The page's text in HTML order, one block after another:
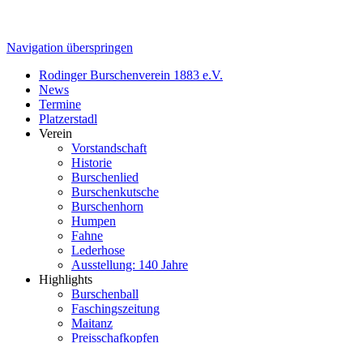
Navigation überspringen
Rodinger Burschenverein 1883 e.V.
News
Termine
Platzerstadl
Verein
Vorstandschaft
Historie
Burschenlied
Burschenkutsche
Burschenhorn
Humpen
Fahne
Lederhose
Ausstellung: 140 Jahre
Highlights
Burschenball
Faschingszeitung
Maitanz
Preisschafkopfen